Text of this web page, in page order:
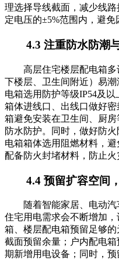
理选择导线截面，减少线
定电压的±5%范围内，避免
4.3 注重防水防潮
高层住宅楼层配电箱
下楼层、卫生间附近）易
电箱选用防护等级IP54及
箱体进线口、出线口做好
箱避免安装在卫生间、厨
防水防护。同时，做好防
电箱箱体选用阻燃材料，
配备防火封堵材料，防止火
4.4 预留扩容空间
随着智能家居、电动
住宅用电需求会不断增加
箱、楼层配电箱预留足够
截面预留余量；户内配电
期新增用电设备；同时，预